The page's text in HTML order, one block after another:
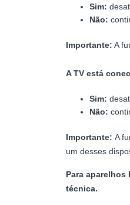
Sim:
Não:
Importante: A
A TV está
Sim:
Não:
Importante: A
um desses
Para
técnica.